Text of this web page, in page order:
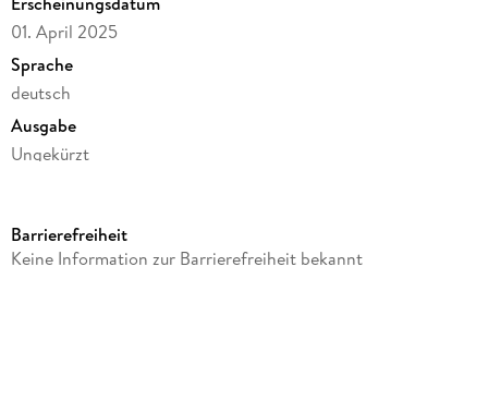
01. April 2025
Sprache
deutsch
Ausgabe
Ungekürzt
Laufzeit
Barrierefreiheit
Keine Information zur Barrierefreiheit bekannt